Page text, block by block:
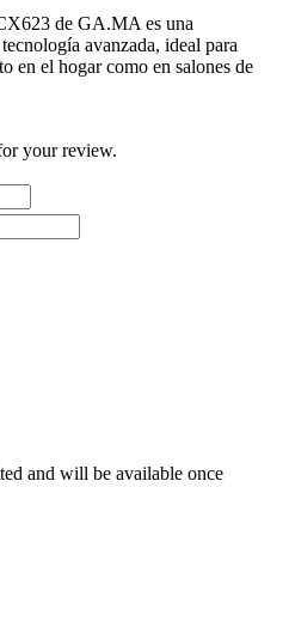
de GA.MA es una
avanzada, ideal para
en el hogar como en salones de
your review.
and will be available once